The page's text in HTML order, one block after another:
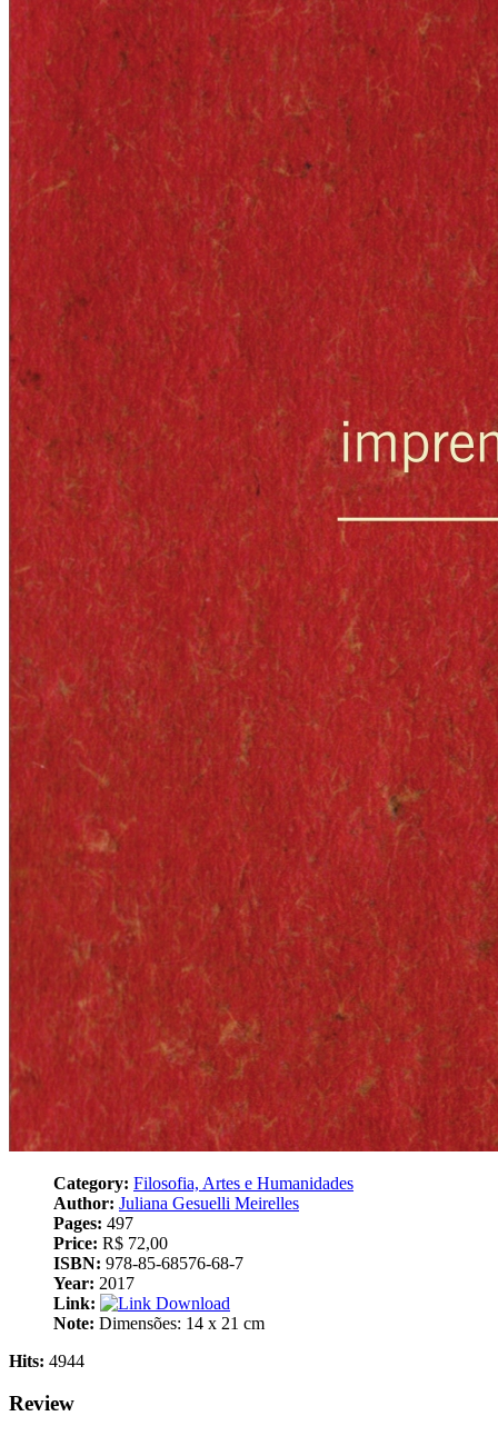
Category: Filosofia, Artes e Humanidades
Author: Juliana Gesuelli Meirelles
Pages: 497
Price: R$ 72,00
ISBN: 978-85-68576-68-7
Year: 2017
Link:
Download
Note: Dimensões: ‎14 x 21 cm
Hits: 4944
Review